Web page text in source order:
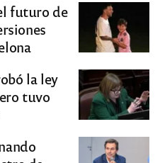
futuro de
la ley
tuvo